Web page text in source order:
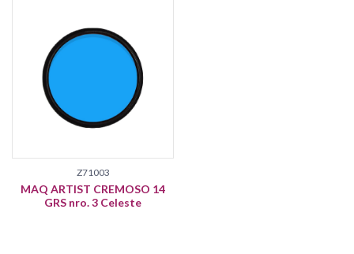
Z71003
MAQ ARTIST CREMOSO 14
GRS nro. 3 Celeste